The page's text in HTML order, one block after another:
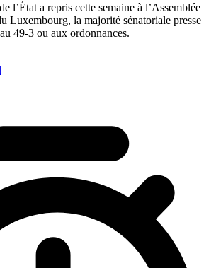
l’État a repris cette semaine à l’Assemblée
Luxembourg, la majorité sénatoriale presse
49-3 ou aux ordonnances.